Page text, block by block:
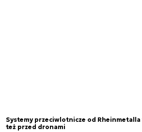
Systemy przeciwlotnicze od Rheinmetalla
też przed dronami